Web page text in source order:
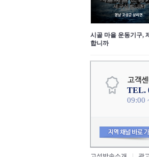
시골 마을 운동기구,
합니까
TEL.
09:00